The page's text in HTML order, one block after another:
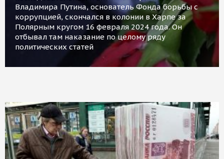
Владимира Путина, основатель Фонда борьбы с
коррупцией, скончался в колонии в Харпе за
Полярным кругом 16 февраля 2024 года. Он
отбывал там наказание по целому ряду
политических статей